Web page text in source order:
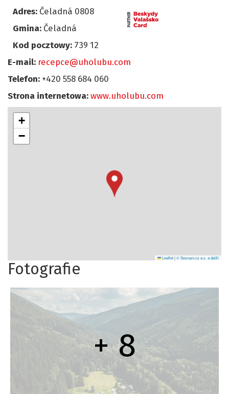
Adres: Čeladná 0808
Gmina: Čeladná
Kod pocztowy: 739 12
E-mail: recepce@uholubu.com
Telefon: +420 558 684 060
Strona internetowa: www.uholubu.com
+
−
Leaflet|© Seznam.cz a.s. a další
Fotografie
+ 8